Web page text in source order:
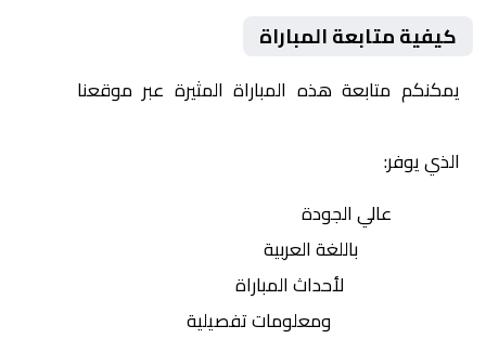
كيفية متابعة المباراة
يمكنكم متابعة هذه المباراة المثيرة عبر موقعنا
الذي يوفر:
عالي الجودة
باللغة العربية
لأحداث المباراة
ومعلومات تفصيلية